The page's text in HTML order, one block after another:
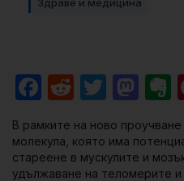
Facebook
Reddit
В рамките на ново
молекула, която има
стареене в мускулите и
удължаване на теломерите